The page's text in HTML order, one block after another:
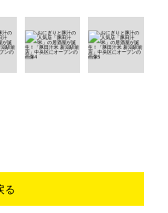
る